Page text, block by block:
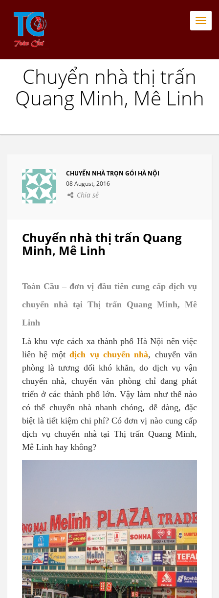
Chuyển nhà thị trấn
Quang Minh, Mê Linh
CHUYỂN NHÀ TRỌN GÓI HÀ NỘI
08 August, 2016
Chia sẻ
Chuyển nhà thị trấn Quang
Minh, Mê Linh
Toàn Cầu – đơn vị đầu tiên cung cấp dịch vụ
chuyển nhà tại Thị trấn Quang Minh, Mê
Linh
Là khu vực cách xa thành phố Hà Nội nên việc
liên hệ mộtdịch vụ chuyển nhà, chuyển văn
phòng là tương đối khó khăn, do dịch vụ vận
chuyển nhà, chuyển văn phòng chỉ đang phát
triển ở các thành phố lớn. Vậy làm như thế nào
có thể chuyển nhà nhanh chóng, dễ dàng, đặc
biệt là tiết kiệm chi phí? Có đơn vị nào cung cấp
dịch vụ chuyển nhà tại Thị trấn Quang Minh,
Mê Linh hay không?